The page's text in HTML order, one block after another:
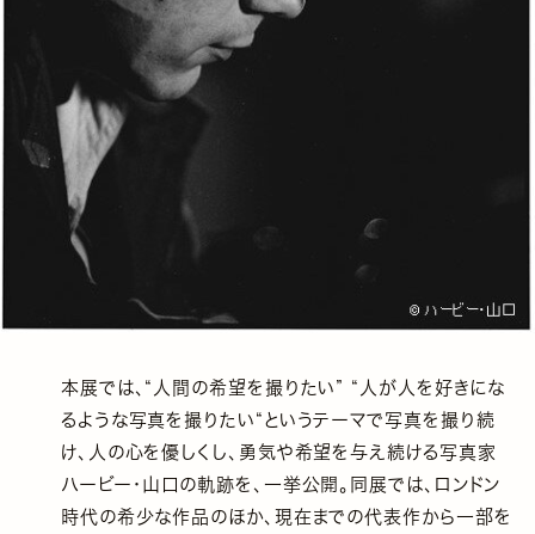
本展では、“人間の希望を撮りたい” “人が人を好きにな
るような写真を撮りたい“というテーマで写真を撮り続
け、人の心を優しくし、勇気や希望を与え続ける写真家
ハービー・山口の軌跡を、一挙公開。同展では、ロンドン
時代の希少な作品のほか、現在までの代表作から一部を